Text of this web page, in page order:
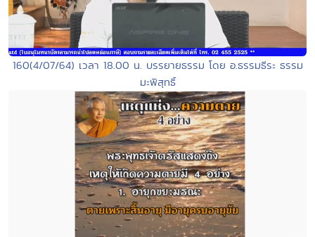
160(4/07/64) เวลา 18.00 น. บรรยายธรรม โดย อ.ธรรมธีระ ธรรม
มะพิสุทธิ์